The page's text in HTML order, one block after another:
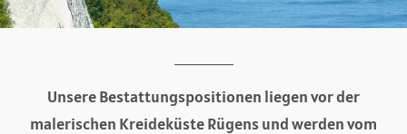
Unsere Bestattungspositionen liegen vor der
malerischen Kreideküste Rügens und werden vom